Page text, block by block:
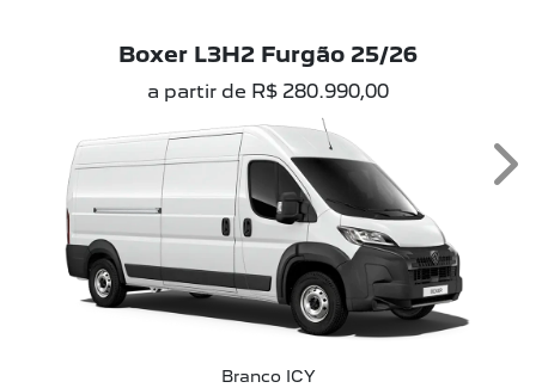
Boxer L3H2 Furgão 25/26
a partir de R$ 280.990,00
Branco ICY